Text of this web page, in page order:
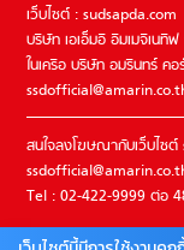
เว็บไซต์ : sudsapda.com
บริษัท เอเอ็มอี อิมเมจิเนที
ในเครือ บริษัท อมรินทร์ ค
สนใจลงโฆษณากับเว็บไซ
Tel : 02-422-9999 ต่อ